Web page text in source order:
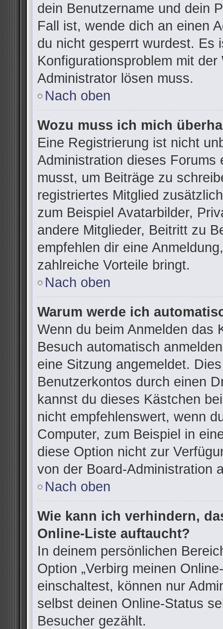
dein Benutzername und dein
Fall ist, wende dich an einen
du nicht gesperrt wurdest. Es
Konfigurationsproblem mit
Administrator lösen muss.
Nach oben
Wozu muss ich mich
Eine Registrierung ist nicht
Administration dieses
musst, um Beiträge zu
registriertes Mitglied
zum Beispiel Avatarbilder,
andere Mitglieder, Beitritt zu
empfehlen dir eine
zahlreiche Vorteile bringt.
Nach oben
Warum werde ich
Wenn du beim Anmelden das
Besuch automatisch
eine Sitzung angemeldet.
Benutzerkontos durch einen
kannst du dieses Kästchen
nicht empfehlenswert, wenn
Computer, zum Beispiel in
diese Option nicht zur
von der Board-Administration
Nach oben
Wie kann ich verhindern,
Online-Liste auftaucht?
In deinem persönlichen
Option „Verbirg meinen
einschaltest, können nur
selbst deinen Online-Status
Besucher gezählt.